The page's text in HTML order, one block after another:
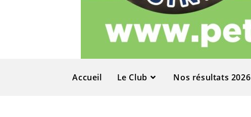
Accueil Le Club Nos résultats 2026